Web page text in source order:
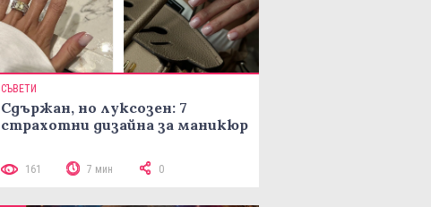
СЪВЕТИ
Сдържан, но луксозен: 7
страхотни дизайна за маникюр
161 7 мин 0